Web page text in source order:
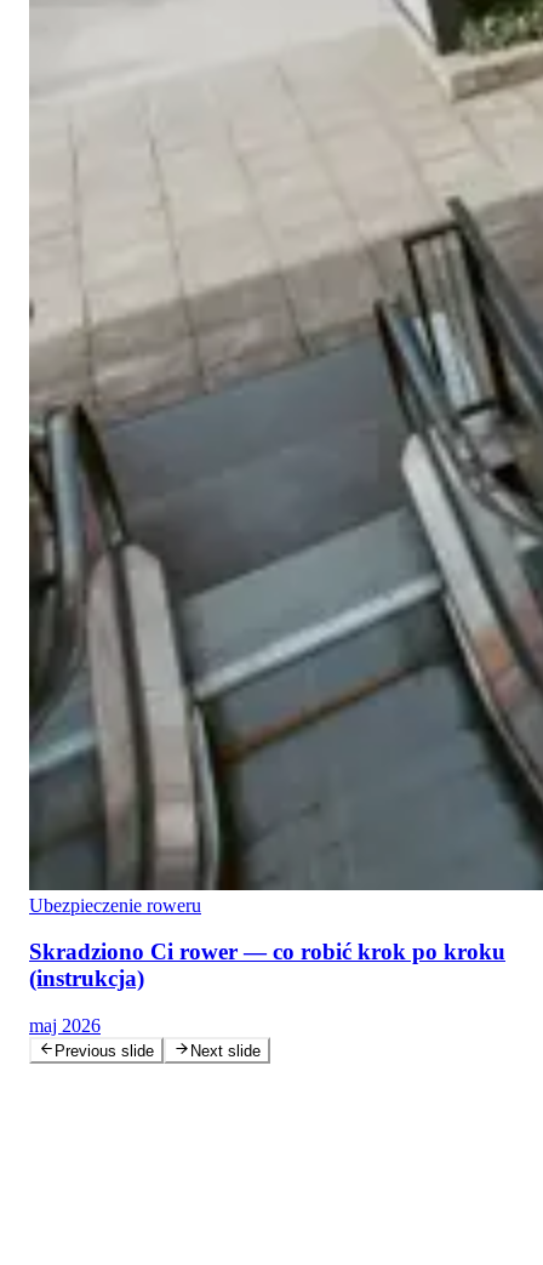
Ubezpieczenie roweru
Skradziono Ci rower — co robić krok po kroku
(instrukcja)
maj 2026
Previous slide Next slide